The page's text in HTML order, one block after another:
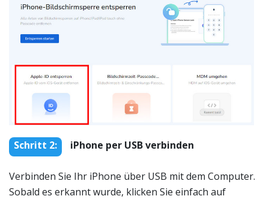
Schritt 2: iPhone per USB verbinden
Verbinden Sie Ihr iPhone über USB mit dem Computer.
Sobald es erkannt wurde, klicken Sie einfach auf